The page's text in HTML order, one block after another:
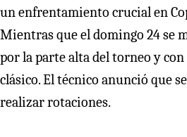
un enfrentamiento crucial en
Mientras que el domingo 24 se
por la parte alta del torneo y
clásico. El técnico anunció que
realizar rotaciones.